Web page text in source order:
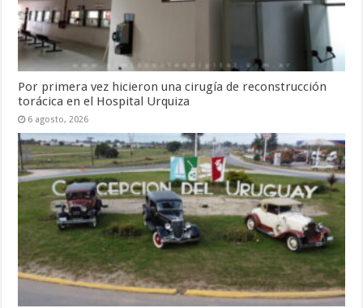
Por primera vez hicieron una cirugía de reconstrucción
torácica en el Hospital Urquiza
6 agosto, 2026